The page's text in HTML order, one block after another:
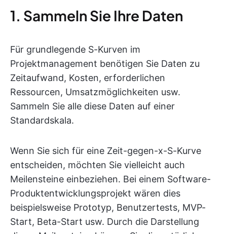
1. Sammeln Sie Ihre Daten
Für grundlegende S-Kurven im
Projektmanagement benötigen Sie Daten zu
Zeitaufwand, Kosten, erforderlichen
Ressourcen, Umsatzmöglichkeiten usw.
Sammeln Sie alle diese Daten auf einer
Standardskala.
Wenn Sie sich für eine Zeit-gegen-x-S-Kurve
entscheiden, möchten Sie vielleicht auch
Meilensteine einbeziehen. Bei einem Software-
Produktentwicklungsprojekt wären dies
beispielsweise Prototyp, Benutzertests, MVP-
Start, Beta-Start usw. Durch die Darstellung